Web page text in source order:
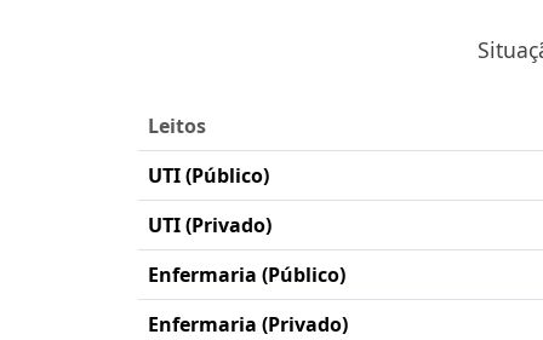
Leitos
UTI (Público)
UTI (Privado)
Enfermaria (Público)
Enfermaria (Privado)